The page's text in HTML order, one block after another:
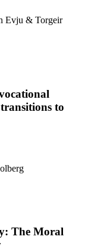
Evju & Torgeir
transitions to
The Moral